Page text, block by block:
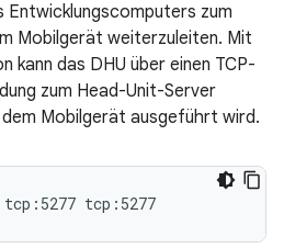
Entwicklungscomputers zum
Mobilgerät weiterzuleiten. Mit
kann das DHU über einen TCP-
zum Head-Unit-Server
Mobilgerät ausgeführt wird.
tcp:5277 tcp:5277